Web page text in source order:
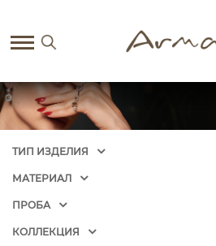
ТИП ИЗДЕЛИЯ
МАТЕРИАЛ
ПРОБА
КОЛЛЕКЦИЯ